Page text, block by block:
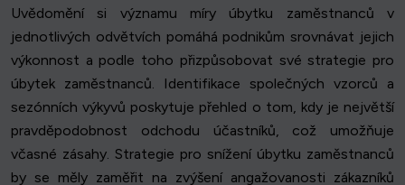
Uvědomění si významu míry úbytku zaměstnanců v
jednotlivých odvětvích pomáhá podnikům srovnávat jejich
výkonnost a podle toho přizpůsobovat své strategie pro
úbytek zaměstnanců. Identifikace společných vzorců a
sezónních výkyvů poskytuje přehled o tom, kdy je největší
pravděpodobnost odchodu účastníků, což umožňuje
včasné zásahy. Strategie pro snížení úbytku zaměstnanců
by se měly zaměřit na zvýšení angažovanosti zákazníků